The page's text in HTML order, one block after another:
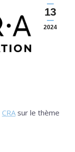
13
2024
CRAsur le thème